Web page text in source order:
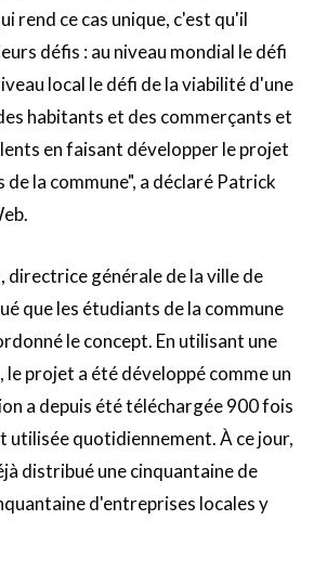
rend ce cas unique, c'est qu'il
défis : au niveau mondial le défi
local le défi de la viabilité d'une
habitants et des commerçants et
en faisant développer le projet
la commune", a déclaré Patrick
directrice générale de la ville de
que les étudiants de la commune
le concept. En utilisant une
le projet a été développé comme un
a depuis été téléchargée 900 fois
utilisée quotidiennement. À ce jour,
distribué une cinquantaine de
d'entreprises locales y